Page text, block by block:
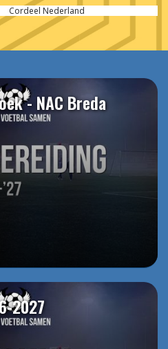
Nederland
- NAC Breda
2027